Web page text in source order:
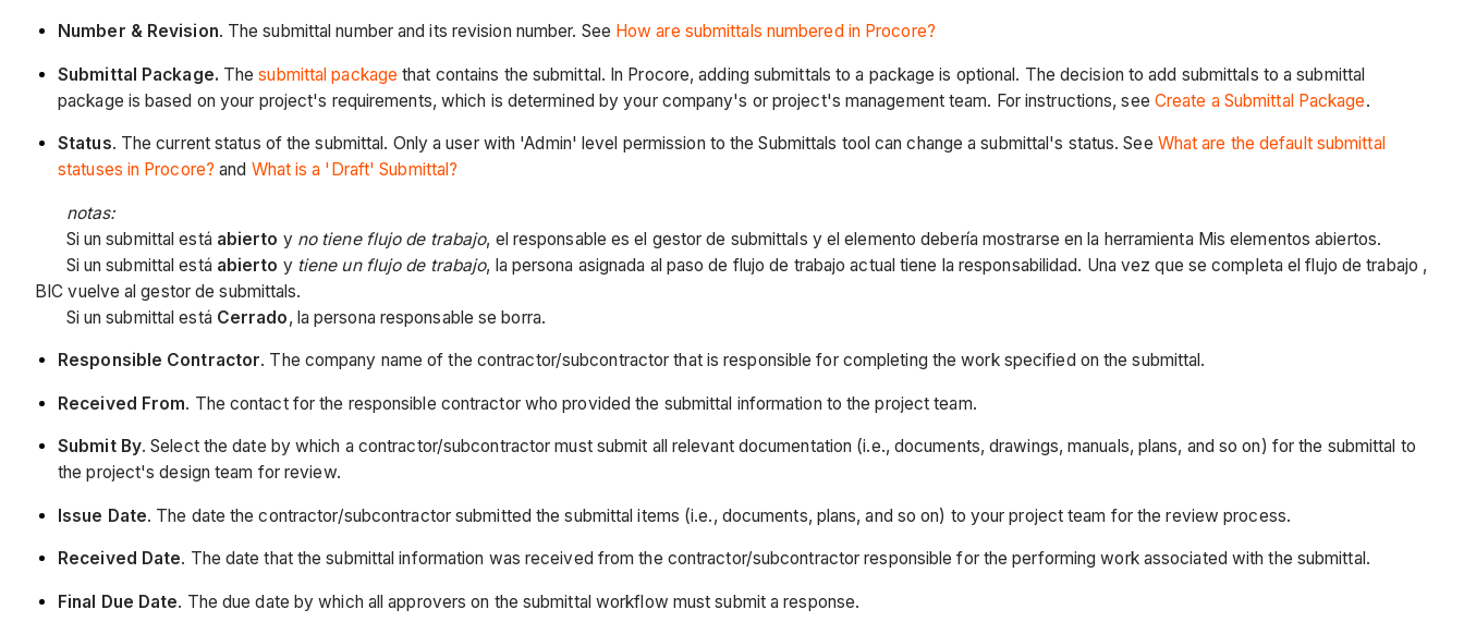
Number & Revision. The submittal number and its revision number. See How are submittals numbered in Procore?
Submittal Package. Thesubmittal package that contains the submittal. In Procore, adding submittals to a package is optional. The decision to add submittals to a submittal
package is based on your project's requirements, which is determined by your company's or project's management team. For instructions, see Create a Submittal Package.
Status. The current status of the submittal. Only a user with 'Admin' level permission to the Submittals tool can change a submittal's status. See What are the default submittal
statuses in Procore? and What is a 'Draft' Submittal?
notas:
Si un submittal está abierto y no tiene flujo de trabajo, el responsable es el gestor de submittals y el elemento debería mostrarse en la herramienta Mis elementos abiertos.
Si un submittal está abierto y tiene un flujo de trabajo, la persona asignada al paso de flujo de trabajo actual tiene la responsabilidad. Una vez que se completa el flujo de trabajo ,
BIC vuelve al gestor de submittals.
Si un submittal está Cerrado, la persona responsable se borra.
Responsible Contractor. The company name of the contractor/subcontractor that is responsible for completing the work specified on the submittal.
Received From. The contact for the responsible contractor who provided the submittal information to the project team.
Submit By. Select the date by which a contractor/subcontractor must submit all relevant documentation (i.e., documents, drawings, manuals, plans, and so on) for the submittal to
the project's design team for review.
Issue Date. The date the contractor/subcontractor submitted the submittal items (i.e., documents, plans, and so on) to your project team for the review process.
Received Date. The date that the submittal information was received from the contractor/subcontractor responsible for the performing work associated with the submittal.
Final Due Date. The due date by which all approvers on the submittal workflow must submit a response.